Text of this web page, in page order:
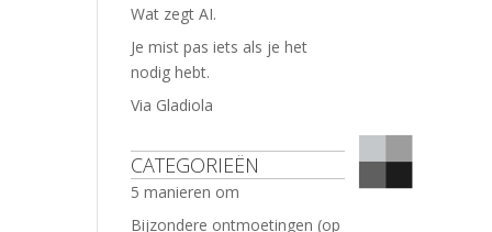
Wat zegt AI.
Je mist pas iets als je het
nodig hebt.
Via Gladiola
CATEGORIEËN
5 manieren om
Bijzondere ontmoetingen (op